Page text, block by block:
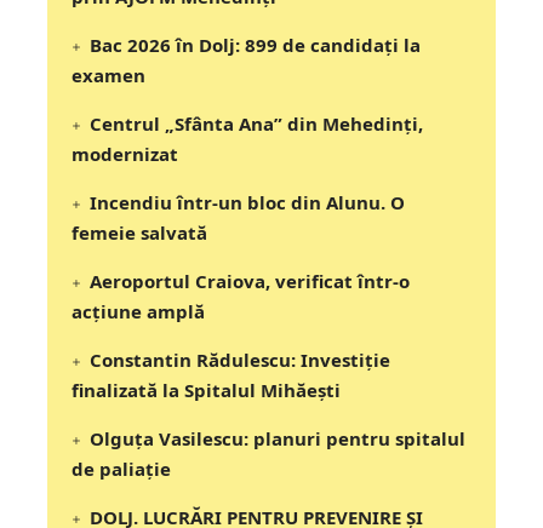
Bac 2026 în Dolj: 899 de candidați la
examen
Centrul „Sfânta Ana” din Mehedinți,
modernizat
Incendiu într-un bloc din Alunu. O
femeie salvată
Aeroportul Craiova, verificat într-o
acțiune amplă
Constantin Rădulescu: Investiție
finalizată la Spitalul Mihăești
Olguța Vasilescu: planuri pentru spitalul
de paliație
DOLJ. LUCRĂRI PENTRU PREVENIRE ȘI